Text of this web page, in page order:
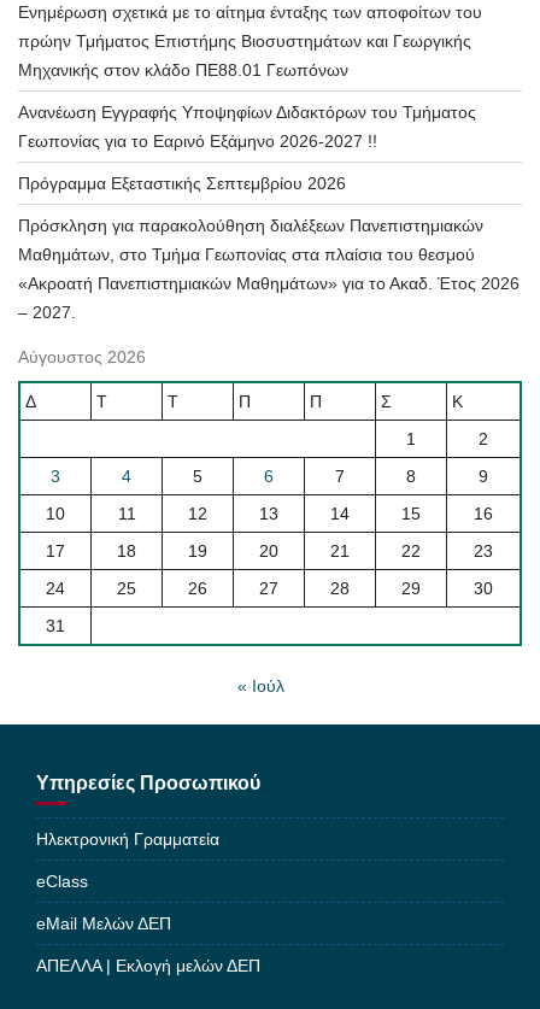
Ενημέρωση σχετικά με το αίτημα ένταξης των αποφοίτων του
πρώην Τμήματος Επιστήμης Βιοσυστημάτων και Γεωργικής
Μηχανικής στον κλάδο ΠΕ88.01 Γεωπόνων
Ανανέωση Εγγραφής Υποψηφίων Διδακτόρων του Τμήματος
Γεωπονίας για το Εαρινό Εξάμηνο 2026-2027 !!
Πρόγραμμα Εξεταστικής Σεπτεμβρίου 2026
Πρόσκληση για παρακολούθηση διαλέξεων Πανεπιστημιακών
Μαθημάτων, στο Τμήμα Γεωπονίας στα πλαίσια του θεσμού
«Ακροατή Πανεπιστημιακών Μαθημάτων» για το Ακαδ. Έτος 2026
– 2027.
Αύγουστος 2026
Δ Τ Τ Π Π Σ
Κ
1
2
3
4 5 6 7 8
9
10
11 12 13 14 15
16
17
18 19 20 21 22
23
24
25 26 27 28 29
30
31
« Ιούλ
Υπηρεσίες Προσωπικού
Ηλεκτρονική Γραμματεία
eClass
eMail Μελών ΔΕΠ
ΑΠΕΛΛΑ | Εκλογή μελών ΔΕΠ